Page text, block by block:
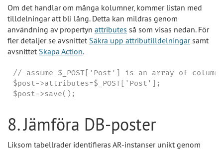
Om det handlar om många kolumner, kommer listan med
tilldelningar att bli lång. Detta kan mildras genom
användning av propertyn attributes så som visas nedan. För
fler detaljer se avsnittet Säkra upp attributilldelningarsamt
avsnittet Skapa Action.
// assume $_POST['Post'] is an array of column
$post->attributes=$_POST['Post'];
$post->save();
8. Jämföra DB-poster
Liksom tabellrader identifieras AR-instanser unikt genom